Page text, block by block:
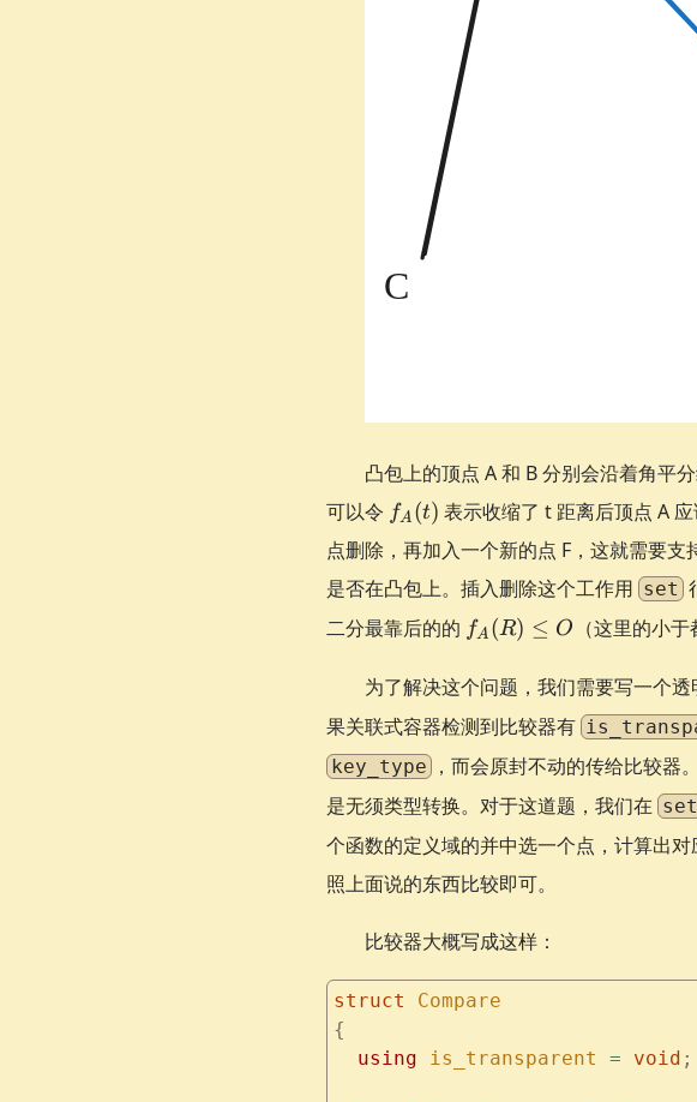
凸包上的顶点 A 和 B 分别会沿着角平
可以令 f_{A}
fA (t) 表示收缩了 t 距离后顶点 A
点删除，再加入一个新的点 F，这就需要
是否在凸包上。插入删除这个工作用 set
二分最靠后的的 f_{A}
(R)
\le O
fA (R) ≤ O （这里的小
为了解决这个问题，我们需要写一个
果关联式容器检测到比较器有
key_type ，而会原封不动的传给比较器
是无须类型转换。对于这道题，我们在 set
个函数的定义域的并中选一个点，计算出
照上面说的东西比较即可。
比较器大概写成这样：
struct Compare
{
  using
is_transparent = void ;